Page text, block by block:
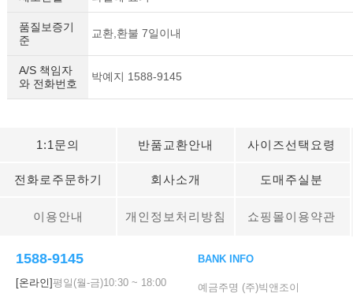
품질보증기
준
교환,환불 7일이내
A/S 책임자
와 전화번호
박예지 1588-9145
1:1문의 반품교환안내 사이즈선택요령
전화로주문하기 회사소개 도매주실분
이용안내 개인정보처리방침 쇼핑몰이용약관
1588-9145
[온라인]평일(월-금)10:30 ~ 18:00
BANK INFO
예금주명 (주)빅앤조이